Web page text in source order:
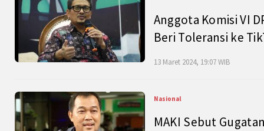
Anggota Komisi VI
Beri Toleransi ke
13 Maret 2024, 19:07 WIB
Nasional
MAKI Sebut